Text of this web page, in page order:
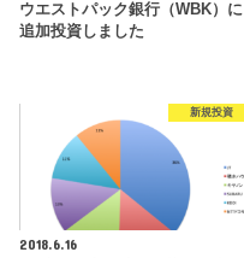
ウエストパック銀行（WBK）に
追加投資しました
新規投資
2018.6.16